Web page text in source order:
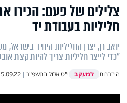
צלילים של פעם: הכירו
חליליות בעבודת יד
יואב רן, יצרן החליליות היחיד בישראל,
"כדי לייצר חליליות צריך להיות קצת
הידברות למעקב י"ט אלול התשפ"ב |